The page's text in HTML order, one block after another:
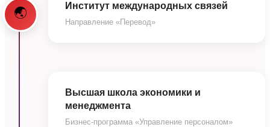
🌏 Институт международных связей
Направление «Перевод»
Высшая школа экономики и
менеджмента
Бизнес-программа «Управление персоналом»